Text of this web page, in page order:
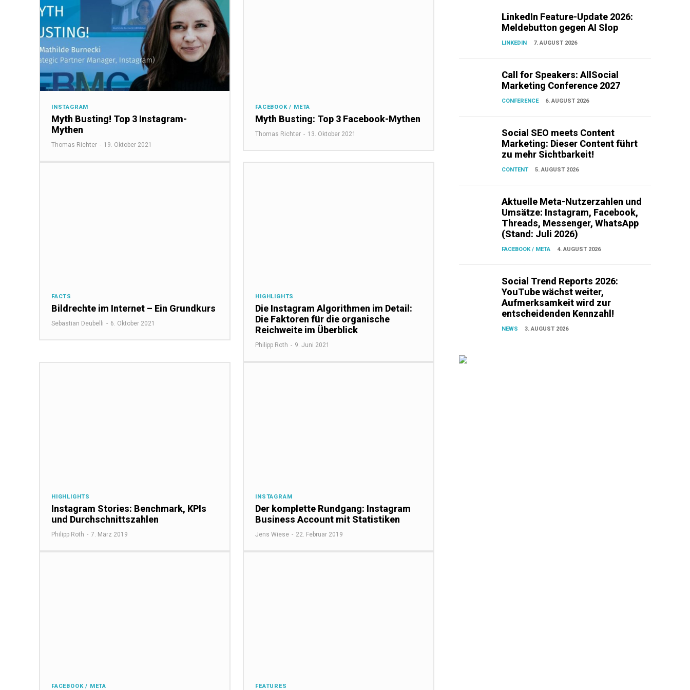
INSTAGRAM
Myth Busting! Top 3 Instagram-
Mythen
Thomas Richter - 19. Oktober 2021
FACEBOOK / META
Myth Busting: Top 3 Facebook-Mythen
Thomas Richter - 13. Oktober 2021
FACTS
Bildrechte im Internet – Ein Grundkurs
Sebastian Deubelli - 6. Oktober 2021
HIGHLIGHTS
Die Instagram Algorithmen im Detail:
Die Faktoren für die organische
Reichweite im Überblick
Philipp Roth - 9. Juni 2021
HIGHLIGHTS
Instagram Stories: Benchmark, KPIs
und Durchschnittszahlen
Philipp Roth - 7. März 2019
INSTAGRAM
Der komplette Rundgang: Instagram
Business Account mit Statistiken
Jens Wiese - 22. Februar 2019
FACEBOOK / META FEATURES
LinkedIn Feature-Update 2026:
Meldebutton gegen AI Slop
LINKEDIN 7. AUGUST 2026
Call for Speakers: AllSocial
Marketing Conference 2027
CONFERENCE 6. AUGUST 2026
Social SEO meets Content
Marketing: Dieser Content führt
zu mehr Sichtbarkeit!
CONTENT 5. AUGUST 2026
Aktuelle Meta-Nutzerzahlen und
Umsätze: Instagram, Facebook,
Threads, Messenger, WhatsApp
(Stand: Juli 2026)
FACEBOOK / META 4. AUGUST 2026
Social Trend Reports 2026:
YouTube wächst weiter,
Aufmerksamkeit wird zur
entscheidenden Kennzahl!
NEWS 3. AUGUST 2026